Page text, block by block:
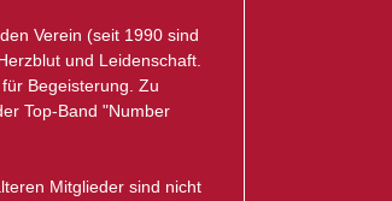
Verein (seit 1990 sind
und Leidenschaft.
Begeisterung. Zu
Top-Band "Number
Mitglieder sind nicht